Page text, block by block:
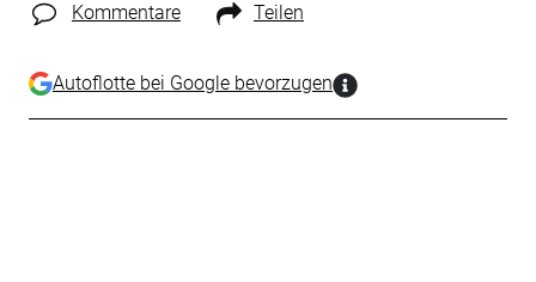
Kommentare Teilen
Autoflotte bei Google bevorzugen